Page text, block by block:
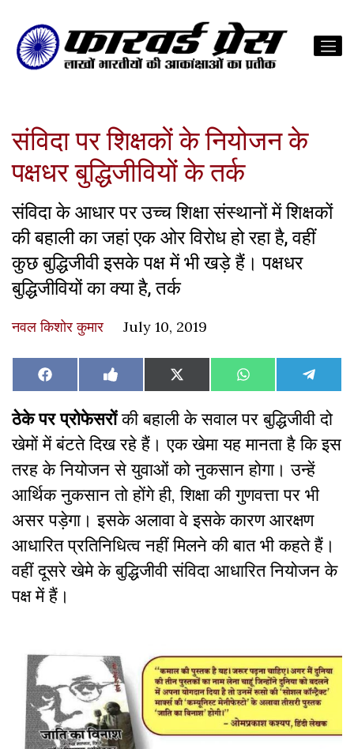
संविदा पर शिक्षकों के नियोजन के
पक्षधर बुद्धिजीवियों के तर्क
संविदा के आधार पर उच्च शिक्षा संस्थानों में शिक्षकों
की बहाली का जहां एक ओर विरोध हो रहा है, वहीं
कुछ बुद्धिजीवी इसके पक्ष में भी खड़े हैं। पक्षधर
बुद्धिजीवियों का क्या है, तर्क
नवल किशोर कुमार July 10, 2019
Share
on
Facebook Share
on
Like
on
Facebook
Share
on
X
(Twitter)
Share
on
WhatsAppShare
on
ठेके पर प्रोफेसरोंकी बहाली के सवाल पर बुद्धिजीवी दो
खेमों में बंटते दिख रहे हैं। एक खेमा यह मानता है कि इस
तरह के नियोजन से युवाओं को नुकसान होगा। उन्हें
आर्थिक नुकसान तो होंगे ही, शिक्षा की गुणवत्ता पर भी
असर पड़ेगा। इसके अलावा वे इसके कारण आरक्षण
आधारित प्रतिनिधित्व नहीं मिलने की बात भी कहते हैं।
वहीं दूसरे खेमे के बुद्धिजीवी संविदा आधारित नियोजन के
पक्ष में हैं।